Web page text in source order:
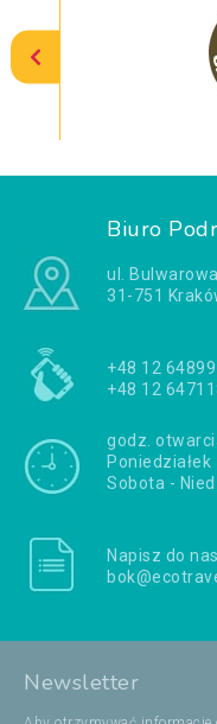
Biuro
ul.
31-751
+48 12
+48 12
godz.
Sobota -
Napisz do
Newsletter